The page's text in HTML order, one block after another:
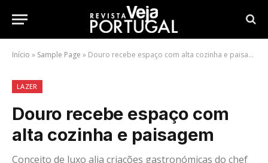
Início » Sample Page » Douro recebe espaço com alta cozinha e paisagem
LAZER
Douro recebe espaço com
alta cozinha e paisagem
Conceito de luxo alia criações gastronómicas do chef